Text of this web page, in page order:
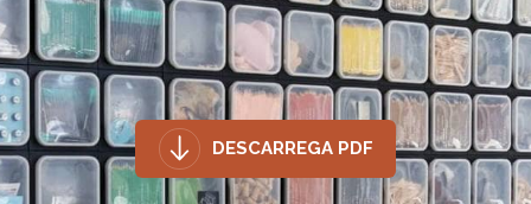
DESCARREGA PDF